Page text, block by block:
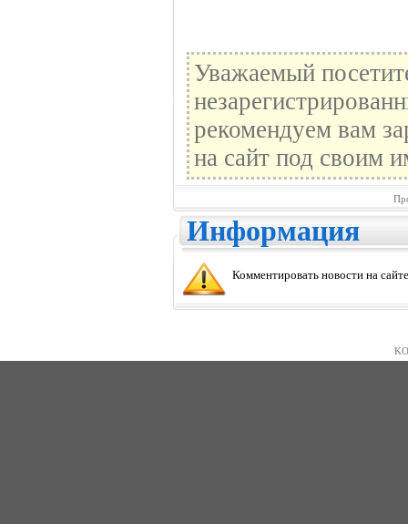
Уважаемый
рекомендуем вам
на сайт под своим
Информация
Комментировать новости на